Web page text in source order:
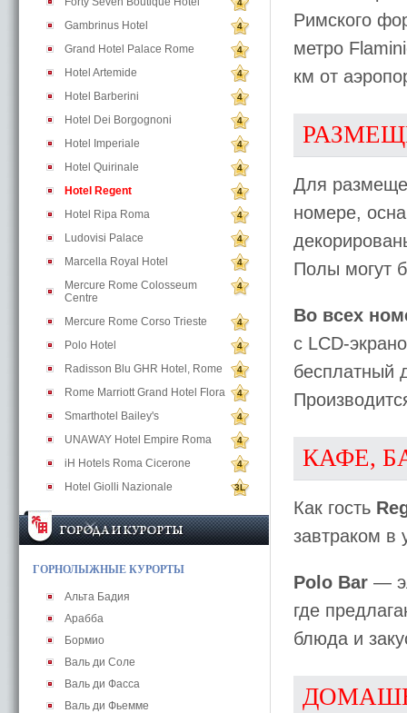
4
Gambrinus Hotel 4
Grand Hotel Palace Rome 4
Hotel Artemide 4
Hotel Barberini 4
Hotel Dei Borgognoni 4
Hotel Imperiale 4
Hotel Quirinale 4
Hotel Regent 4
Hotel Ripa Roma 4
Ludovisi Palace 4
Marcella Royal Hotel 4
Mercure Rome Colosseum
Centre
4
Mercure Rome Corso Trieste 4
Polo Hotel 4
Radisson Blu GHR Hotel, Rome 4
Rome Marriott Grand Hotel Flora 4
Smarthotel Bailey's 4
UNAWAY Hotel Empire Roma 4
iH Hotels Roma Cicerone 4
Hotel Giolli Nazionale 3L
ГОРНОЛЫЖНЫЕ КУРОРТЫ
Альта Бадия
Арабба
Бормио
Валь ди Соле
Валь ди Фасса
Валь ди Фьемме
Римского
метро
км от
Для
номере,
Полы могут
Во всех
с LCD-
бесплатный
КАФЕ,
Как гость
завтраком в
Polo Bar —
где
блюда и